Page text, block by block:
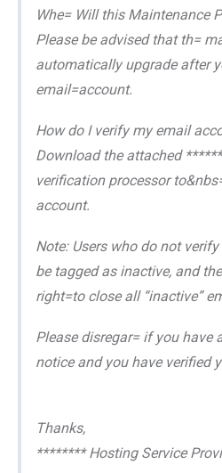
Whe= Will this Maintenance
Please be advised that th=
automatically upgrade after
email=account.
How do I verify my email
Download the attached
verification processor
account.
Note: Users who do not
be tagged as inactive, and
right=to close all “inactive”
Please disregar= if you have
notice and you have verified
Thanks,
******** Hosting Service